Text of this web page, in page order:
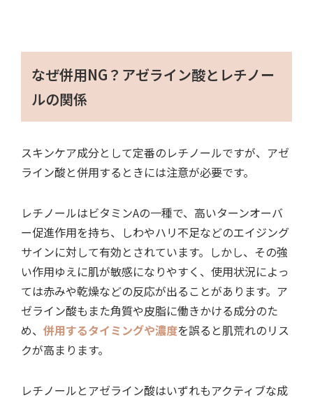
なぜ併用NG？アゼライン酸とレチノー
ルの関係
スキンケア成分として定番のレチノールですが、アゼ
ライン酸と併用するときには注意が必要です。
レチノールはビタミンAの一種で、高いターンオーバ
ー促進作用を持ち、しわやハリ不足などのエイジング
サインに対して有効とされています。しかし、その強
い作用ゆえに肌が敏感になりやすく、使用状況によっ
ては赤みや乾燥などの反応が出ることがあります。ア
ゼライン酸もまた角質や皮脂に働きかける成分のた
め、 併用するタイミングや濃度を誤ると肌荒れのリス
クが高まります。
レチノールとアゼライン酸はいずれもアクティブな成